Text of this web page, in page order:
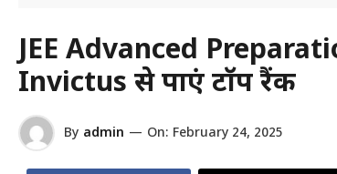
JEE Advanced
Invictus से पाएं टॉप रैंक
By admin — On: February 24, 2025